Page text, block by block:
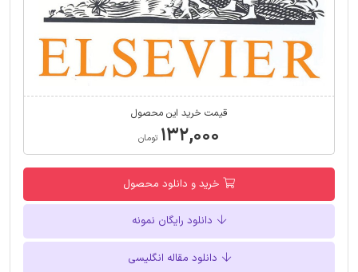
قیمت خرید این محصول
۱۳۲,۰۰۰ تومان
خرید و دانلود محصول
دانلود رایگان نمونه
دانلود مقاله انگلیسی